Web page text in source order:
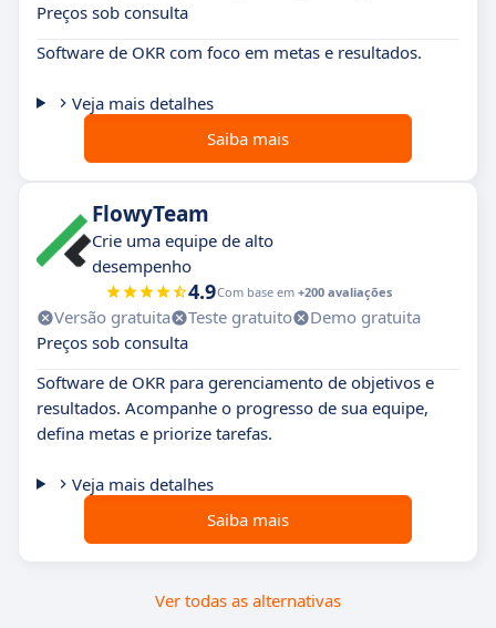
Preços sob consulta
Software de OKR com foco em metas e resultados.
Veja mais detalhes
Saiba mais
FlowyTeam
Crie uma equipe de alto
desempenho
4.9Com base em +200 avaliações
Versão gratuita Teste gratuito
Demo gratuita
Preços sob consulta
Software de OKR para gerenciamento de objetivos e
resultados. Acompanhe o progresso de sua equipe,
defina metas e priorize tarefas.
Veja mais detalhes
Saiba mais
Ver todas as alternativas